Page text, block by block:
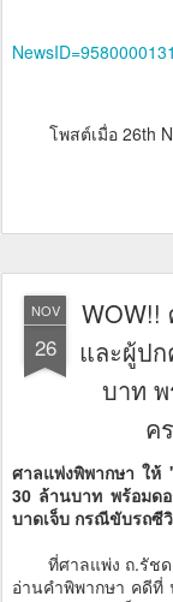
โพสต์เมื่อ 26th
NOV
26
WOW!!
และผู้ป
บาท
ค
ศาลแพ่งพิพากษา ให้
30 ล้านบาท พร้อมด
บาดเจ็บ กรณีขับรถซี
ที่ศาลแพ่ง ถ.รัชดา
อ่านคำพิพากษา คดีที่